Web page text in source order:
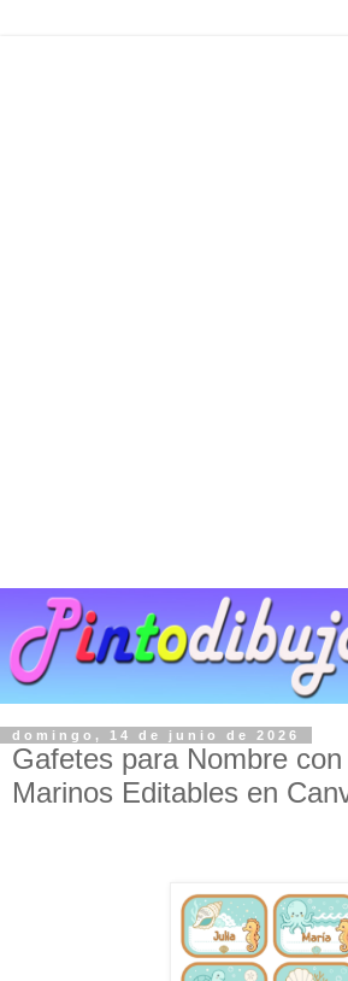
domingo, 14 de junio de 2026
Gafetes para Nombre
Marinos Editables en